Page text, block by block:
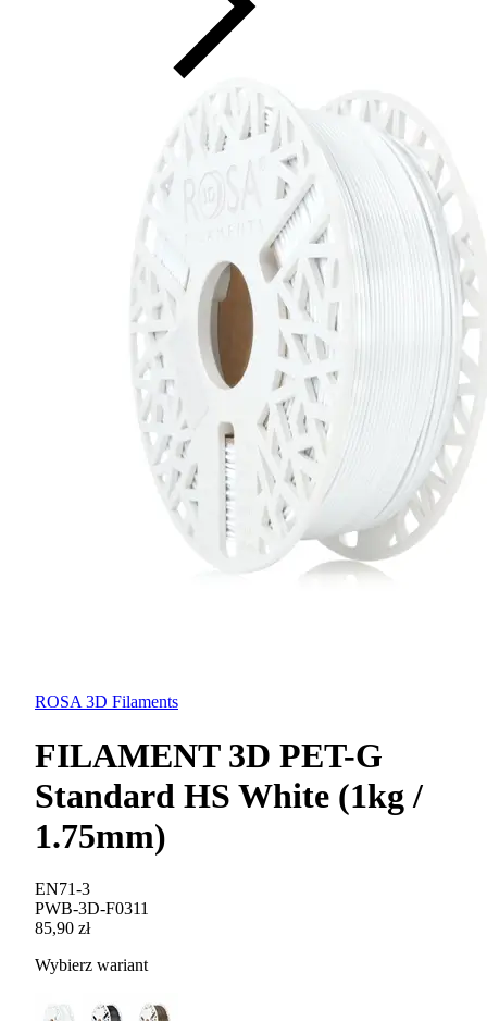
ROSA 3D Filaments
FILAMENT 3D PET-G
Standard HS White (1kg /
1.75mm)
EN71-3
PWB-3D-F0311
85,90 zł
Wybierz wariant